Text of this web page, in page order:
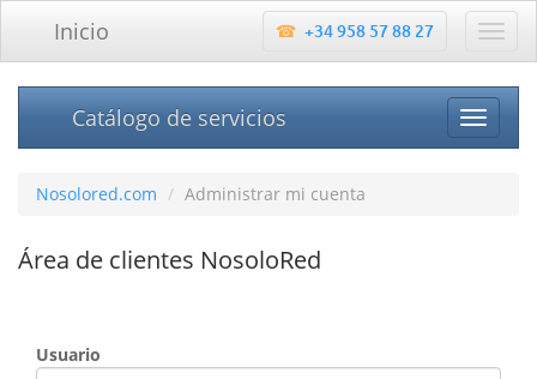
Inicio +34 958 57 88 27
Catálogo de servicios
Nosolored.com Administrar mi cuenta
Área de clientes NosoloRed
Usuario